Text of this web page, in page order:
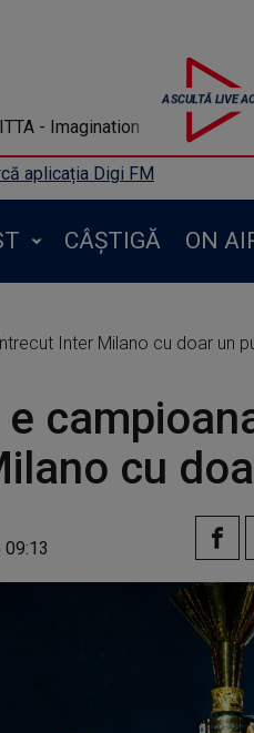
KATY MENDITTA - Imagination
aplicația Digi FM
CÂȘTIGĂ ON
Inter Milano cu doar un
e
cu